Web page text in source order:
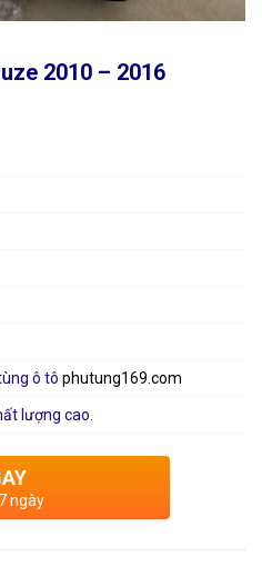
2010 – 2016
ô tô phutung169.com
lượng cao.
ngày